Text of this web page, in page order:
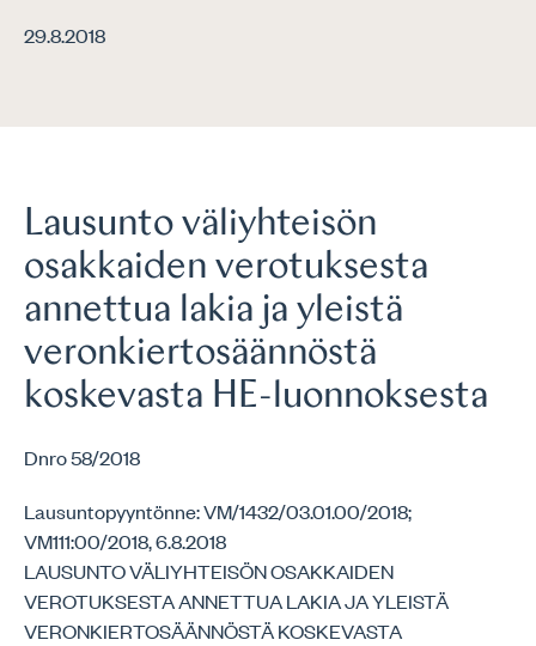
29.8.2018
Lausunto väliyhteisön
osakkaiden verotuksesta
annettua lakia ja yleistä
veronkiertosäännöstä
koskevasta HE-luonnoksesta
Dnro 58/2018
Lausuntopyyntönne: VM/1432/03.01.00/2018;
VM111:00/2018, 6.8.2018
LAUSUNTO VÄLIYHTEISÖN OSAKKAIDEN
VEROTUKSESTA ANNETTUA LAKIA JA YLEISTÄ
VERONKIERTOSÄÄNNÖSTÄ KOSKEVASTA